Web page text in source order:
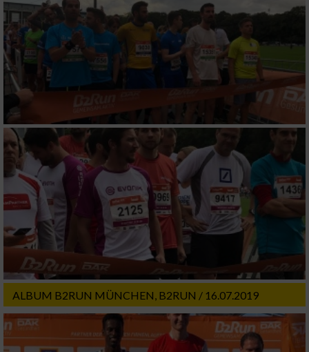
ALBUM B2RUN MÜNCHEN, B2RUN / 16.07.2019